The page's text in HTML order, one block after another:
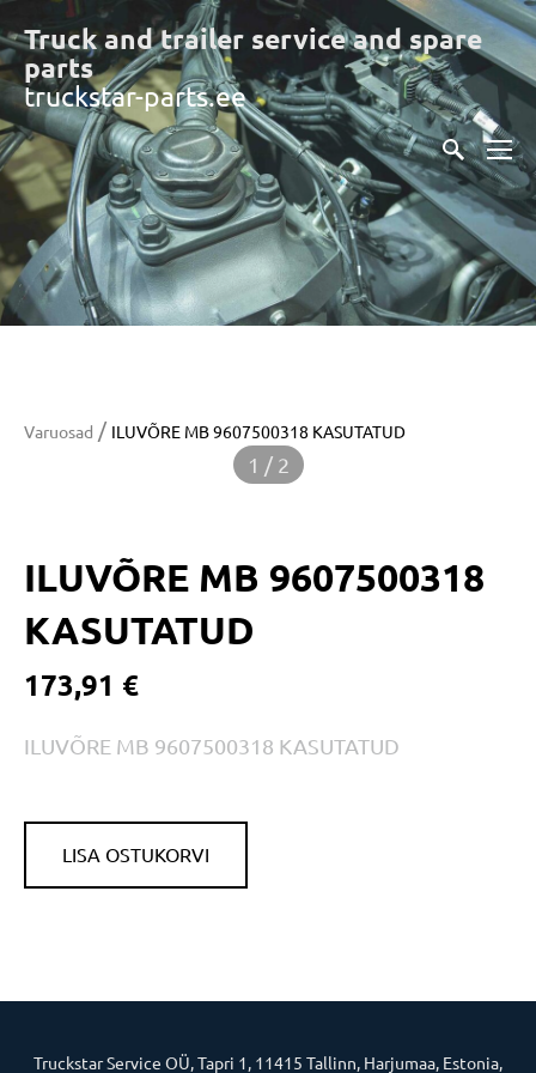
Truck and trailer service and spare
parts
truckstar-parts.ee
Varuosad / ILUVÕRE MB 9607500318 KASUTATUD
1 / 2
ILUVÕRE MB 9607500318
KASUTATUD
173,91 €
ILUVÕRE MB 9607500318 KASUTATUD
LISA OSTUKORVI
Truckstar Service OÜ, Tapri 1, 11415 Tallinn, Harjumaa, Estonia,